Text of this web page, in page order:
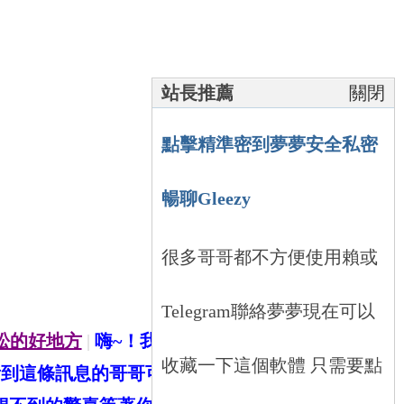
關閉
站長推薦
點擊精準密到夢夢安全私密
暢聊Gleezy
很多哥哥都不方便使用賴或
Telegram聯絡夢夢現在可以
收藏一下這個軟體 只需要點
的好地方 | 嗨~！我叫夢夢是一個處女座女生待人
條訊息的哥哥可以加夢夢的賴ID：mcmc88不